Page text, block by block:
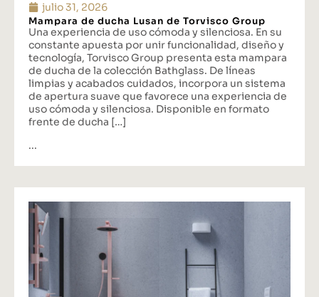
julio 31, 2026
Mampara de ducha Lusan de Torvisco Group
Una experiencia de uso cómoda y silenciosa. En su
constante apuesta por unir funcionalidad, diseño y
tecnología, Torvisco Group presenta esta mampara
de ducha de la colección Bathglass. De líneas
limpias y acabados cuidados, incorpora un sistema
de apertura suave que favorece una experiencia de
uso cómoda y silenciosa. Disponible en formato
frente de ducha […]
...